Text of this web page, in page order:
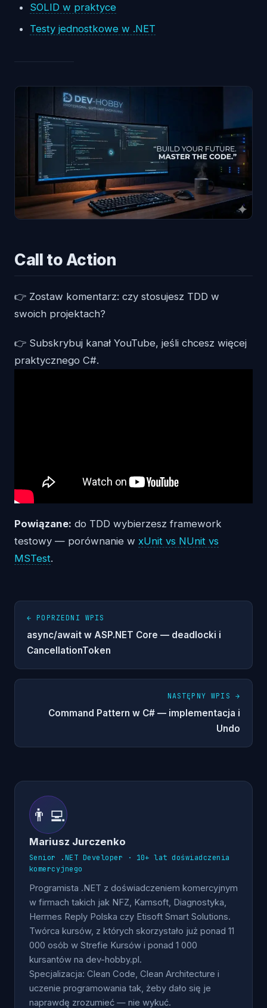
SOLID w praktyce
Testy jednostkowe w .NET
Call to Action
👉 Zostaw komentarz: czy stosujesz TDD w
swoich projektach?
👉 Subskrybuj kanał YouTube, jeśli chcesz więcej
praktycznego C#.
Powiązane: do TDD wybierzesz framework
testowy — porównanie w xUnit vs NUnit vs
MSTest.
← POPRZEDNI WPIS
async/await w ASP.NET Core — deadlocki i
CancellationToken
NASTĘPNY WPIS →
Command Pattern w C# — implementacja i
Undo
👨‍💻
Mariusz Jurczenko
Senior .NET Developer · 10+ lat doświadczenia
komercyjnego
Programista .NET z doświadczeniem komercyjnym
w firmach takich jak NFZ, Kamsoft, Diagnostyka,
Hermes Reply Polska czy Etisoft Smart Solutions.
Twórca kursów, z których skorzystało już ponad 11
000 osób w Strefie Kursów i ponad 1 000
kursantów na dev-hobby.pl.
Specjalizacja: Clean Code, Clean Architecture i
uczenie programowania tak, żeby dało się je
naprawdę zrozumieć — nie wykuć.